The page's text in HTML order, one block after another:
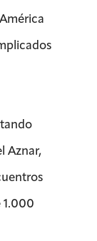
Aznar,
1.000